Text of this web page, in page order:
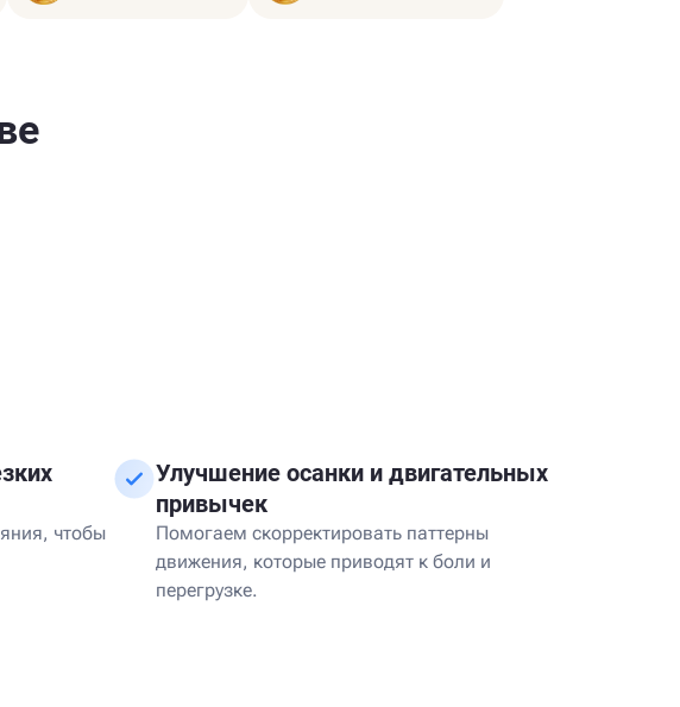
чтобы
Улучшение осанки и двигательных
привычек
Помогаем скорректировать паттерны
движения, которые приводят к боли и
перегрузке.